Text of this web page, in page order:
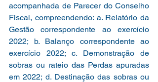
acompanhada de Parecer do Conselho
Fiscal, compreendendo: a. Relatório da
Gestão correspondente ao exercício
2022; b. Balanço correspondente ao
exercício 2022; c. Demonstração de
sobras ou rateio das Perdas apuradas
em 2022; d. Destinação das sobras ou